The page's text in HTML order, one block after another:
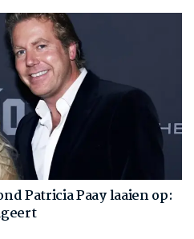
Patricia Paay laaien op: